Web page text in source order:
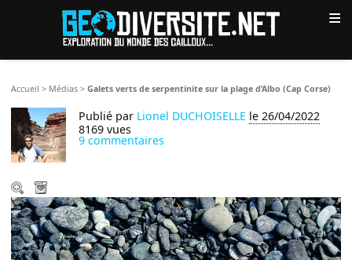
≡
Accueil > Médias >Galets verts de serpentinite sur la plage d’Albo (Cap Corse)
Publié par Lionel DUCHOISELLE le 26/04/2022
8169 vues
9 commentaires